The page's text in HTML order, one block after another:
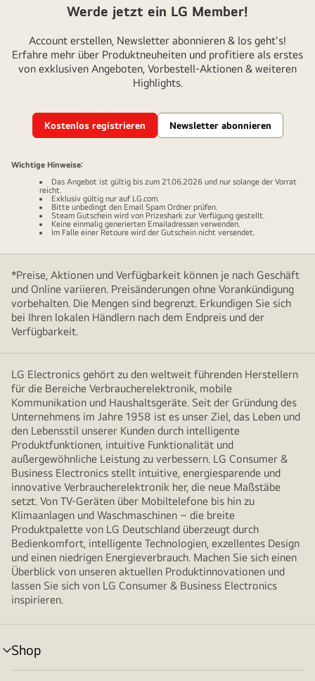
Werde jetzt ein LG Member!
Account erstellen, Newsletter abonnieren & los geht's!
Erfahre mehr über Produktneuheiten und profitiere als erstes
von exklusiven Angeboten, Vorbestell-Aktionen & weiteren
Highlights.
Kostenlos registrieren Newsletter abonnieren
Wichtige Hinweise:
Das Angebot ist gültig bis zum 21.06.2026 und nur solange der Vorrat
reicht.
Exklusiv gültig nur auf LG.com.
Bitte unbedingt den Email Spam Ordner prüfen.
Steam Gutschein wird von Prizeshark zur Verfügung gestellt.
Keine einmalig generierten Emailadressen verwenden.
Im Falle einer Retoure wird der Gutschein nicht versendet.
*Preise, Aktionen und Verfügbarkeit können je nach Geschäft
und Online variieren. Preisänderungen ohne Vorankündigung
vorbehalten. Die Mengen sind begrenzt. Erkundigen Sie sich
bei Ihren lokalen Händlern nach dem Endpreis und der
Verfügbarkeit.
LG Electronics gehört zu den weltweit führenden Herstellern
für die Bereiche Verbraucherelektronik, mobile
Kommunikation und Haushaltsgeräte. Seit der Gründung des
Unternehmens im Jahre 1958 ist es unser Ziel, das Leben und
den Lebensstil unserer Kunden durch intelligente
Produktfunktionen, intuitive Funktionalität und
außergewöhnliche Leistung zu verbessern. LG Consumer &
Business Electronics stellt intuitive, energiesparende und
innovative Verbraucherelektronik her, die neue Maßstäbe
setzt. Von TV-Geräten über Mobiltelefone bis hin zu
Klimaanlagen und Waschmaschinen – die breite
Produktpalette von LG Deutschland überzeugt durch
Bedienkomfort, intelligente Technologien, exzellentes Design
und einen niedrigen Energieverbrauch. Machen Sie sich einen
Überblick von unseren aktuellen Produktinnovationen und
lassen Sie sich von LG Consumer & Business Electronics
inspirieren.
Shop
Menü
umschalten